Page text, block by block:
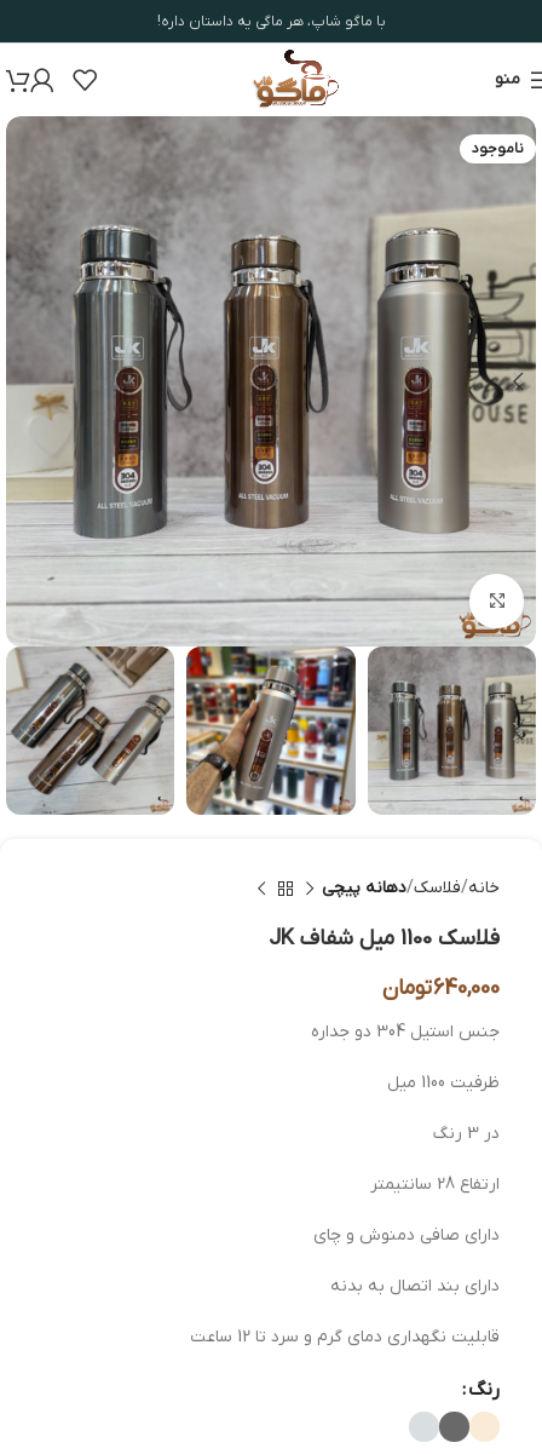
با ماگو شاپ، هر ماگی یه داستان داره!
منو
ناموجود
بزرگنمایی تصویر
خانه فلاسک دهانه پیچی
فلاسک 1100 میل شفاف JK
640,000تومان
جنس استیل 304 دو جداره
ظرفیت 1100 میل
در 3 رنگ
ارتفاع 28 سانتیمتر
دارای صافی دمنوش و چای
دارای بند اتصال به بدنه
قابلیت نگهداری دمای گرم و سرد تا 12 ساعت
رنگ